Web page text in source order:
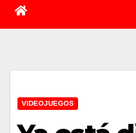
VIDEOJUEGOS